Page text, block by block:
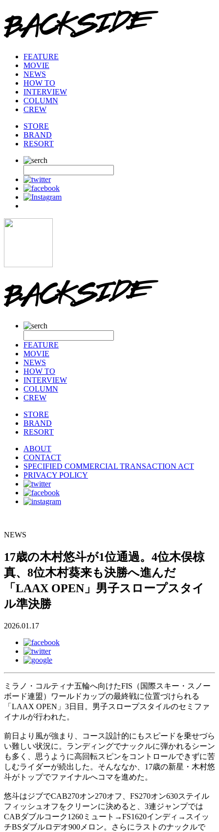
FEATURE
MOVIE
NEWS
HOW TO
INTERVIEW
COLUMN
CREW
STORE
BRAND
RESORT
FEATURE
MOVIE
NEWS
HOW TO
INTERVIEW
COLUMN
CREW
STORE
BRAND
RESORT
ABOUT
CONTACT
SPECIFIED COMMERCIAL TRANSACTION ACT
PRIVACY POLICY
NEWS
17歳の木村悠斗が1位通過。4位木俣椋
真、8位木村葵来も決勝へ進んだ
「LAAX OPEN」男子スロープスタイ
ル準決勝
2026.01.17
ミラノ・コルティナ五輪へ向けたFIS（国際スキー・スノー
ボード連盟）ワールドカップの最終戦に位置づけられる
「LAAX OPEN」3日目。男子スロープスタイルのセミファ
イナルが行われた。
前日より風が強まり、コース設計的にもスピードを乗せづら
い難しい状況に。ランディングでナックルに弾かれるシーン
も多く、思うように高回転スピンをコントロールできずに苦
しむライダーが続出した。そんななか、17歳の新星・木村悠
斗がトップでファイナルへコマを進めた。
悠斗はジブでCAB270オン270オフ、FS270オン630ステイル
フィッシュオフをクリーンに決めると、3連ジャンプでは
CABダブルコーク1260ミュート→FS1620インディ→スイッ
チBSダブルロデオ900メロン。さらにラストのナックルで